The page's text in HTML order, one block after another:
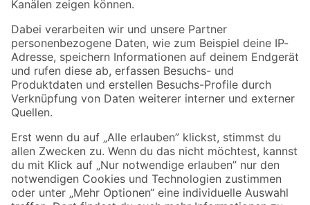
Folge uns
Zahlungsarten Versandarten
Sicher einkaufen
Jetzt die toom-App herunterladen